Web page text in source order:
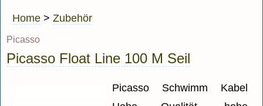
Home > Zubehör
Picasso
Picasso Float Line 100 M Seil
Picasso Schwimm Kabel